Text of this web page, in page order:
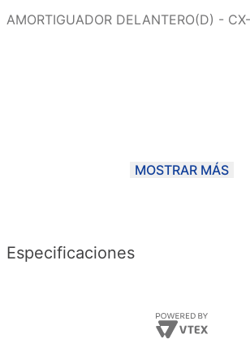
AMORTIGUADOR DELANTERO(D) -
MOSTRAR MÁS
Especificaciones